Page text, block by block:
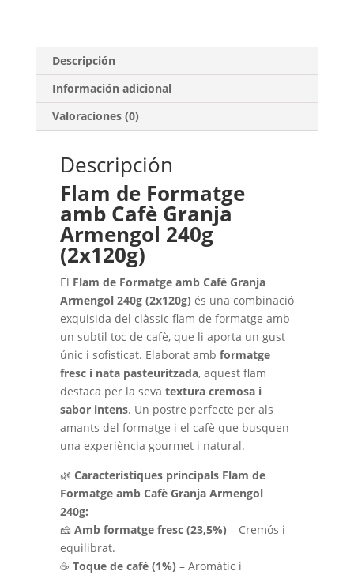
Descripción
Información adicional
Valoraciones (0)
Descripción
Flam de Formatge
amb Cafè Granja
Armengol 240g
(2x120g)
El Flam de Formatge amb Cafè Granja
Armengol 240g (2x120g) és una combinació
exquisida del clàssic flam de formatge amb
un subtil toc de cafè, que li aporta un gust
únic i sofisticat. Elaborat amb formatge
fresc i nata pasteuritzada, aquest flam
destaca per la seva textura cremosa i
sabor intens. Un postre perfecte per als
amants del formatge i el cafè que busquen
una experiència gourmet i natural.
🌿 Característiques principals Flam de
Formatge amb Cafè Granja Armengol
240g:
🧀 Amb formatge fresc (23,5%) – Cremós i
equilibrat.
☕ Toque de cafè (1%) – Aromàtic i